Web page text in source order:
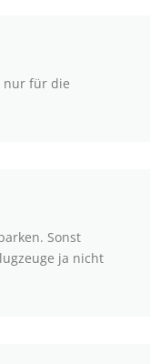
nur für die
Sonst
ja nicht